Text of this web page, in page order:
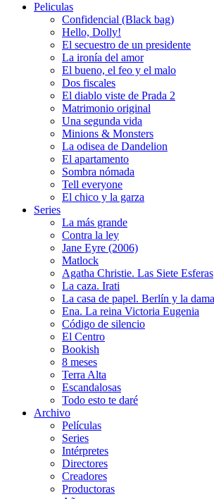
Peliculas
Confidencial (Black bag)
Hello, Dolly!
El secuestro de un presidente
La ironía del amor
El bueno, el feo y el malo
Dos fiscales
El diablo viste de Prada 2
Matrimonio original
Una segunda vida
Minions & Monsters
La odisea de Dandelion
El apartamento
Sombra nómada
Tell everyone
El chico y la garza
Series
La más grande
Contra la ley
Jane Eyre (2006)
Matlock
Agatha Christie. Las Siete Esferas
La caza. Irati
La casa de papel. Berlín y la
Ena. La reina Victoria Eugenia
Código de silencio
El Centro
Bookish
8 meses
Terra Alta
Escandalosas
Todo esto te daré
Archivo
Películas
Series
Intérpretes
Directores
Creadores
Productoras